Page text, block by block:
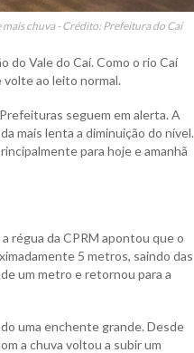
chuva - Crédito: Prefeitura do Caí
do Vale do Caí. Como o rio Caí
volte ao leito normal.
seguem em alerta. A
mais lenta a diminuição do nível.
para hoje e amanhã
régua da CPRM apontou que o
5 metros, saindo das
um metro e retornou para a
uma enchente grande. Desde
a chuva voltou a subir um